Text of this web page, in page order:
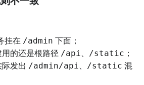
挂在 /admin 下面；
用的还是根路径 /api、 /static ；
发出 /admin/api、 /static 混